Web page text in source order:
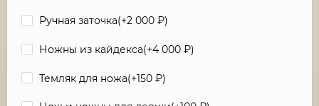
Ручная заточка(+2 000 ₽)
Ножны из кайдекса(+4 000 ₽)
Темляк для ножа(+150 ₽)